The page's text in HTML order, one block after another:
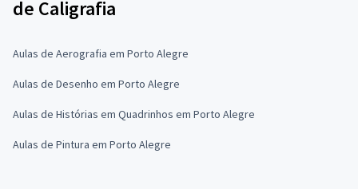
de Caligrafia
Aulas de Aerografia em Porto Alegre
Aulas de Desenho em Porto Alegre
Aulas de Histórias em Quadrinhos em Porto Alegre
Aulas de Pintura em Porto Alegre